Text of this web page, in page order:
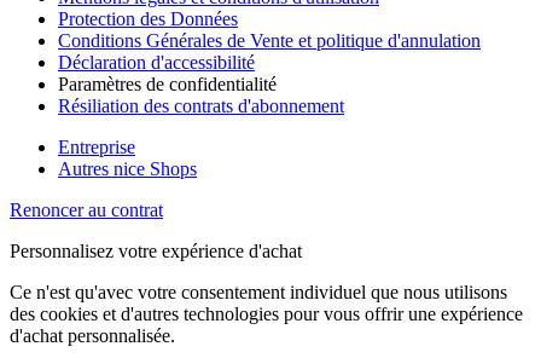
Protection des Données
Conditions Générales de Vente et politique d'annulation
Déclaration d'accessibilité
Paramètres de confidentialité
Résiliation des contrats d'abonnement
Entreprise
Autres nice Shops
Renoncer au contrat
Personnalisez votre expérience d'achat
Ce n'est qu'avec votre consentement individuel que nous utilisons
des cookies et d'autres technologies pour vous offrir une expérience
d'achat personnalisée.